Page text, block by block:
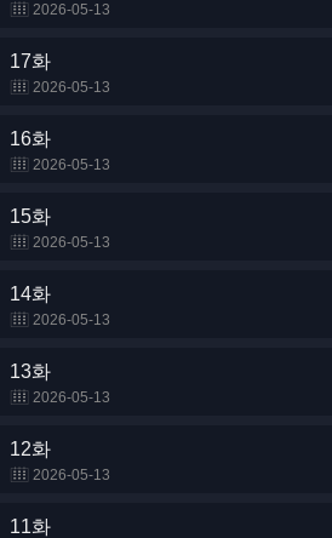
2026-05-13
17화
2026-05-13
16화
2026-05-13
15화
2026-05-13
14화
2026-05-13
13화
2026-05-13
12화
2026-05-13
11화